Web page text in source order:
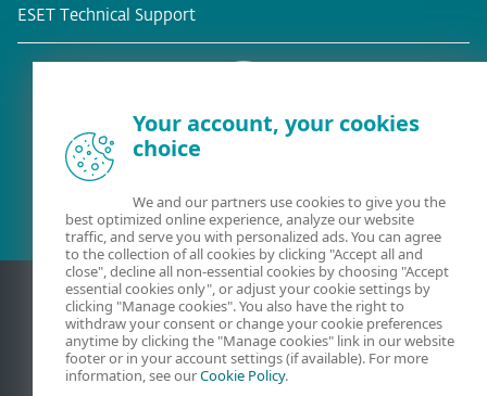
ESET Technical Support
Съществуващ клиент?
Your account, your cookies
choice
We and our partners use cookies to give you the
best optimized online experience, analyze our website
traffic, and serve you with personalized ads. You can agree
to the collection of all cookies by clicking "Accept all and
close", decline all non-essential cookies by choosing "Accept
essential cookies only", or adjust your cookie settings by
clicking "Manage cookies". You also have the right to
withdraw your consent or change your cookie preferences
anytime by clicking the "Manage cookies" link in our website
footer or in your account settings (if available). For more
information, see ourCookie Policy.